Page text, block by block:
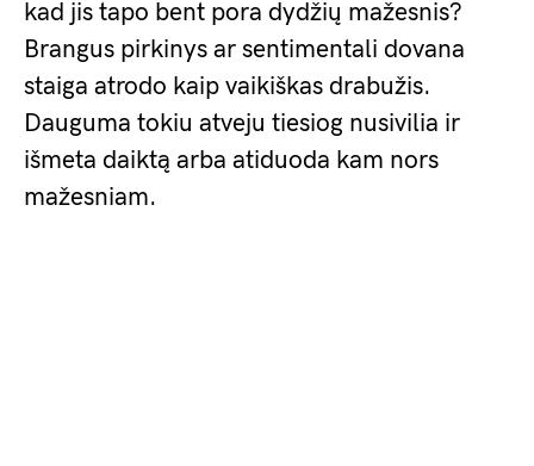
kad jis tapo bent pora dydžių mažesnis?
Brangus pirkinys ar sentimentali dovana
staiga atrodo kaip vaikiškas drabužis.
Dauguma tokiu atveju tiesiog nusivilia ir
išmeta daiktą arba atiduoda kam nors
mažesniam.